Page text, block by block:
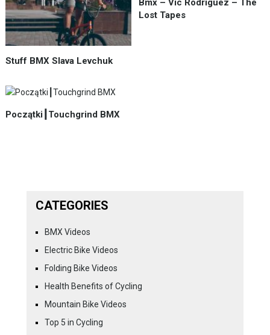
Stuff BMX Slava Levchuk
Bmx – Vic Rodriguez – The
Lost Tapes
Początki┃Touchgrind BMX
CATEGORIES
BMX Videos
Electric Bike Videos
Folding Bike Videos
Health Benefits of Cycling
Mountain Bike Videos
Top 5 in Cycling